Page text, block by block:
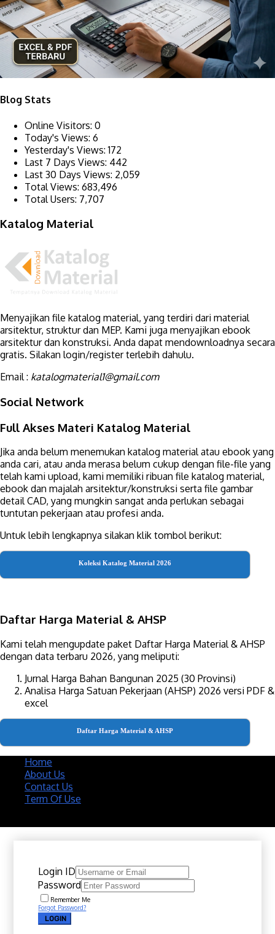
Blog Stats
Online Visitors: 0
Today's Views: 6
Yesterday's Views:172
Last 7 Days Views: 442
Last 30 Days Views: 2,059
Total Views: 683,496
Total Users: 7,707
Katalog Material
Menyajikan file katalog material, yang terdiri dari material
arsitektur, struktur dan MEP. Kami juga menyajikan ebook
arsitektur dan konstruksi. Anda dapat mendownloadnya secara
gratis. Silakan login/register terlebih dahulu.
Email : katalogmaterial1@gmail.com
Social Network
Full Akses Materi Katalog Material
Jika anda belum menemukan katalog material atau ebook yang
anda cari, atau anda merasa belum cukup dengan file-file yang
telah kami upload, kami memiliki ribuan file katalog material,
ebook dan majalah arsitektur/konstruksi serta file gambar
detail CAD, yang mungkin sangat anda perlukan sebagai
tuntutan pekerjaan atau profesi anda.
Untuk lebih lengkapnya silakan klik tombol berikut:
Koleksi Katalog Material 2026
Daftar Harga Material & AHSP
Kami telah mengupdate paket Daftar Harga Material & AHSP
dengan data terbaru 2026, yang meliputi:
Jurnal Harga Bahan Bangunan 2025 (30 Provinsi)
Analisa Harga Satuan Pekerjaan (AHSP) 2026 versi PDF &
excel
Daftar Harga Material & AHSP
Home
About Us
Contact Us
Term Of Use
Login ID
Password
Remember Me
Forgot Password?
LOGIN